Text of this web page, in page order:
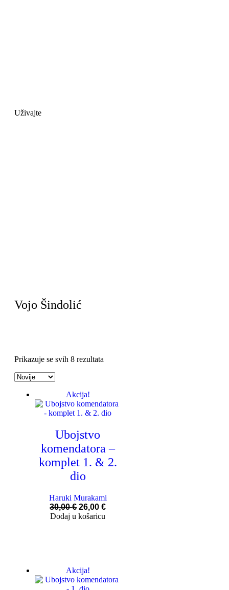
Uživajte
Vojo Šindolić
Prikazuje se svih 8 rezultata
Akcija!
Ubojstvo
komendatora –
komplet 1. & 2.
dio
Haruki Murakami
30,00€ 26,00€
Dodaj u košaricu
Akcija!